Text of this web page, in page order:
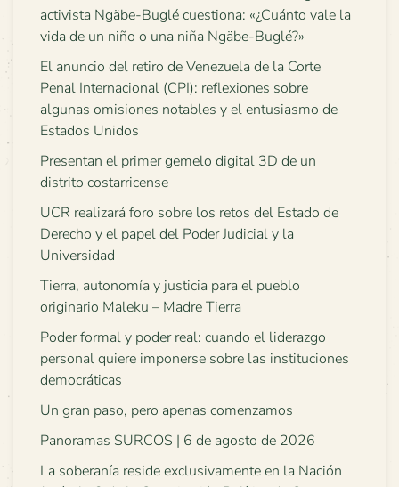
activista Ngäbe-Buglé cuestiona: «¿Cuánto vale la
vida de un niño o una niña Ngäbe-Buglé?»
El anuncio del retiro de Venezuela de la Corte
Penal Internacional (CPI): reflexiones sobre
algunas omisiones notables y el entusiasmo de
Estados Unidos
Presentan el primer gemelo digital 3D de un
distrito costarricense
UCR realizará foro sobre los retos del Estado de
Derecho y el papel del Poder Judicial y la
Universidad
Tierra, autonomía y justicia para el pueblo
originario Maleku – Madre Tierra
Poder formal y poder real: cuando el liderazgo
personal quiere imponerse sobre las instituciones
democráticas
Un gran paso, pero apenas comenzamos
Panoramas SURCOS | 6 de agosto de 2026
La soberanía reside exclusivamente en la Nación